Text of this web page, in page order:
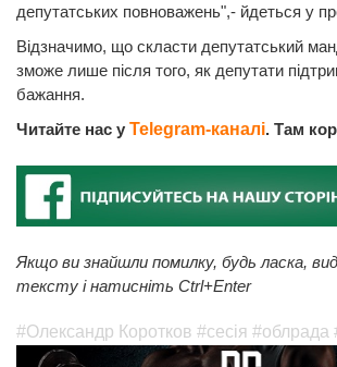
депутатських повноважень",- йдеться у
Відзначимо, що скласти депутатський
зможе лише після того, як депутати
бажання.
Читайте нас у Telegram-каналі. Там
Якщо ви знайшли помилку, будь ласка,
тексту і натисніть Ctrl+Enter
#Олександр Коротков #сесія #облрада